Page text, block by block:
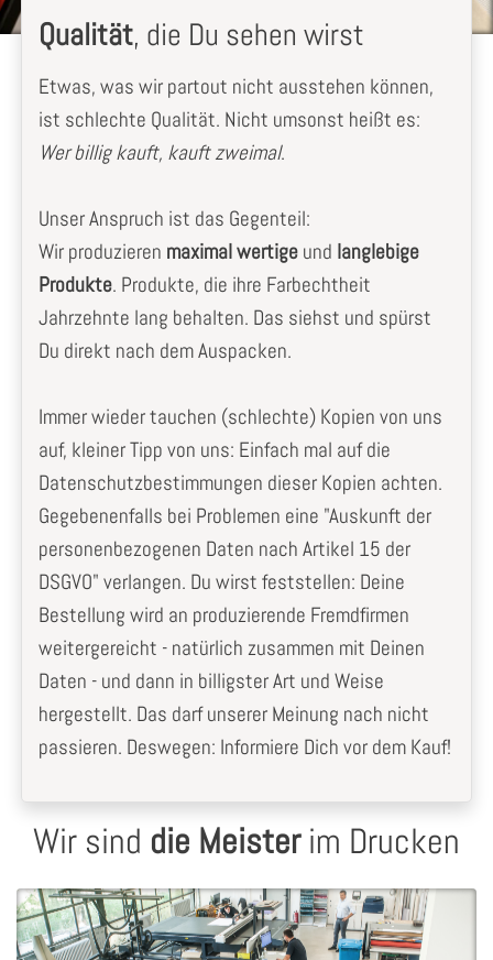
Qualität, die Du sehen wirst
Etwas, was wir partout nicht ausstehen können,
ist schlechte Qualität. Nicht umsonst heißt es:
Wer billig kauft, kauft zweimal.
Unser Anspruch ist das Gegenteil:
Wir produzieren maximal wertigeund langlebige
Produkte. Produkte, die ihre Farbechtheit
Jahrzehnte lang behalten. Das siehst und spürst
Du direkt nach dem Auspacken.
Immer wieder tauchen (schlechte) Kopien von uns
auf, kleiner Tipp von uns: Einfach mal auf die
Datenschutzbestimmungen dieser Kopien achten.
Gegebenenfalls bei Problemen eine "Auskunft der
personenbezogenen Daten nach Artikel 15 der
DSGVO" verlangen. Du wirst feststellen: Deine
Bestellung wird an produzierende Fremdfirmen
weitergereicht - natürlich zusammen mit Deinen
Daten - und dann in billigster Art und Weise
hergestellt. Das darf unserer Meinung nach nicht
passieren. Deswegen: Informiere Dich vor dem Kauf!
Wir sind die Meisterim Drucken